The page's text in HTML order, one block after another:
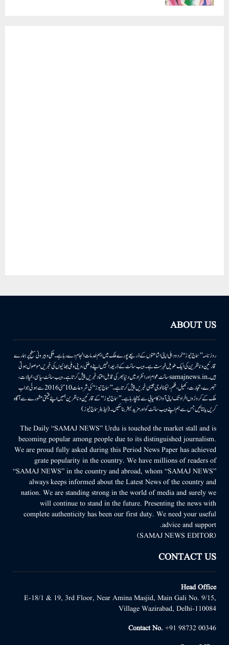
ABOUT US
روزنامہ ’’سماج نیوز‘‘ اُردو دہلی اپنی اشاعتوں کے ذریعے پورے ملک میں اہم خدمات انجام دے رہا ہے۔ ملکی وبیرونی سطح پر ہمارے
قارئین وناظرین کی ایک طویل فہرست ہے۔ ویب سائٹ کے ذریعہ انہیں اپنے وطنی، دینی وملی بھائیوں کی خبریں موصول ہوتی
ہیں۔samajnews.inسائٹ عوام اور انفراد میں دنیا بھر کی قابل اعتماد خبریں پیش کرتا ہے۔ ویب سائٹ سیاسی، خیالات،
تبصرے، تجارت، کھیل، فلم، ٹیکنالوجی جیسی خبریں پیش کرتا ہے۔ ’’سماج نیوز‘‘ کی شروعات 10مئی 2016 سے ہوئی جو اب
ملک کے کروڑوں افراد تک اپنی آواز کامیابی سے پہنچا رہا ہے۔ ’’سماج نیوز‘‘ کے قارئین وناظرین ہمیں اپنے قیمتی مشورے سے آگاہ
کریں یا بتائیں جس سے ہم اپنے ویب سائٹ کو اور مزید بہتر بناسکیں۔ (ایڈیٹر سماج نیوز)
The Daily “SAMAJ NEWS” Urdu is touched the market stall and is
becoming popular among people due to its distinguished journalism.
We are proud fully asked during this Period News Paper has achieved
grate popularity in the country. We have millions of readers of
“SAMAJ NEWS” in the country and abroad, whom “SAMAJ NEWS”
always keeps informed about the Latest News of the country and
nation. We are standing strong in the world of media and surely we
will continue to stand in the future. Presenting the news with
complete authenticity has been our first duty. We need your useful
advice and support.
(SAMAJ NEWS EDITOR)
CONTACT US
Head Office
E-18/1 & 19, 3rd Floor, Near Amina Masjid, Main Gali No. 9/15,
Village Wazirabad, Delhi-110084
Contact No. +91 98732 00346